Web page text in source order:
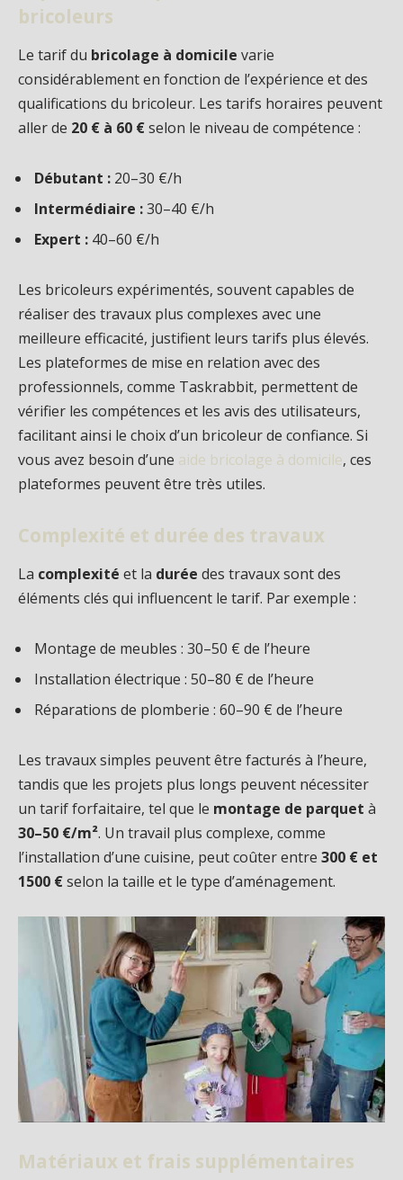
bricoleurs
Le tarif du bricolage à domicile varie
considérablement en fonction de l’expérience et des
qualifications du bricoleur. Les tarifs horaires peuvent
aller de 20 € à 60 €selon le niveau de compétence :
Débutant : 20–30 €/h
Intermédiaire :30–40 €/h
Expert : 40–60 €/h
Les bricoleurs expérimentés, souvent capables de
réaliser des travaux plus complexes avec une
meilleure efficacité, justifient leurs tarifs plus élevés.
Les plateformes de mise en relation avec des
professionnels, comme Taskrabbit, permettent de
vérifier les compétences et les avis des utilisateurs,
facilitant ainsi le choix d’un bricoleur de confiance. Si
vous avez besoin d’une aide bricolage à domicile, ces
plateformes peuvent être très utiles.
Complexité et durée des travaux
La complexité et la durée des travaux sont des
éléments clés qui influencent le tarif. Par exemple :
Montage de meubles : 30–50 € de l’heure
Installation électrique : 50–80 € de l’heure
Réparations de plomberie : 60–90 € de l’heure
Les travaux simples peuvent être facturés à l’heure,
tandis que les projets plus longs peuvent nécessiter
un tarif forfaitaire, tel que le montage de parquet à
30–50 €/m². Un travail plus complexe, comme
l’installation d’une cuisine, peut coûter entre 300 € et
1500 €selon la taille et le type d’aménagement.
Matériaux et frais supplémentaires